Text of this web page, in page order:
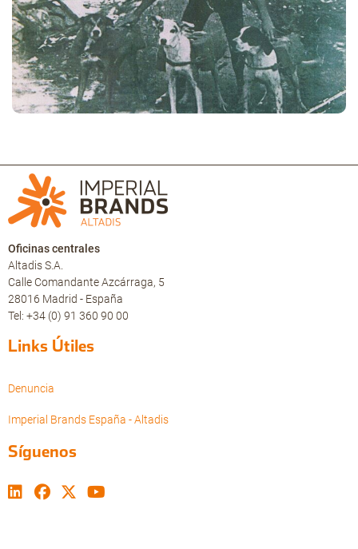
Oficinas centrales
Altadis S.A.
Calle Comandante Azcárraga, 5
28016 Madrid - España
Tel: +34 (0) 91 360 90 00
Links Útiles
Denuncia
Imperial Brands España - Altadis
Síguenos